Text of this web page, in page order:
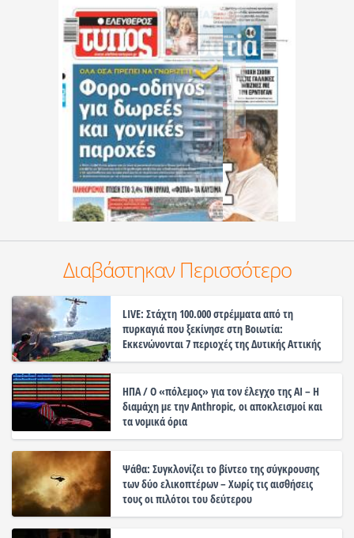
Διαβάστηκαν Περισσότερο
LIVE: Στάχτη 100.000 στρέμματα από τη
πυρκαγιά που ξεκίνησε στη Βοιωτία:
Εκκενώνονται 7 περιοχές της Δυτικής Αττικής
ΗΠΑ / Ο «πόλεμος» για τον έλεγχο της ΑΙ – Η
διαμάχη με την Anthropic, οι αποκλεισμοί και
τα νομικά όρια
Ψάθα: Συγκλονίζει το βίντεο της σύγκρουσης
των δύο ελικοπτέρων – Χωρίς τις αισθήσεις
τους οι πιλότοι του δεύτερου